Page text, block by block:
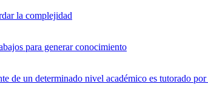
la complejidad
para generar conocimiento
de un determinado nivel académico es tutorado